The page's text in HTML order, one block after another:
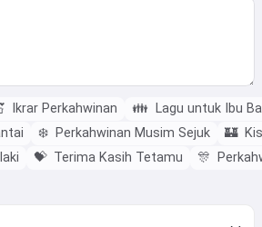
Ikrar Perkahwinan 👪 Lagu untuk Ibu
❄️ Perkahwinan Musim Sejuk 🏰
💝 Terima Kasih Tetamu 🎊